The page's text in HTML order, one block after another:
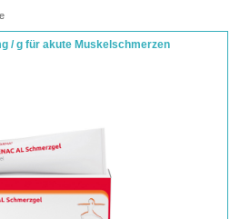
/ g für akute Muskelschmerzen